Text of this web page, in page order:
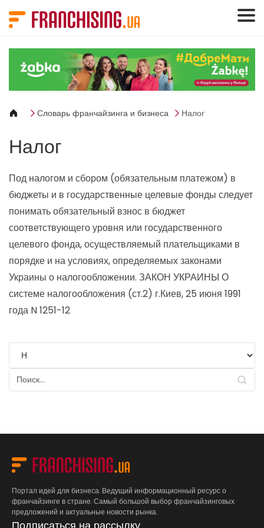
Словарь франчайзинга и бизнеса Налог
Налог
Под налогом и сбором (обязательным платежом) в
бюджеты и в государственные целевые фонды следует
понимать обязательный взнос в бюджет
соответствующего уровня или государственного
целевого фонда, осуществляемый плательщиками в
порядке и на условиях, определяемых законами
Украины о налогообложении. ЗАКОН УКРАИНЫ О
системе налогообложения (ст.2) г.Киев, 25 июня 1991
года N 1251-12
Портал идей для бизнеса. Ведущий информационный ресурс о
франчайзинге в стране. Самый большой выбор франчайзинговых
предложений и актуальные новости рынка.